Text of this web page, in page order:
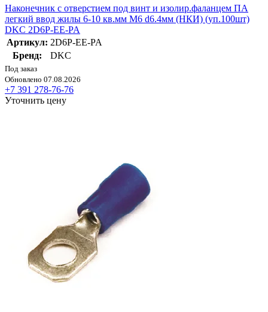
Наконечник с отверстием под винт и изолир.фaланцем ПА
легкий ввод жилы 6-10 кв.мм М6 d6.4мм (НКИ) (уп.100шт)
DKC 2D6P-EE-PA
Артикул: 2D6P-EE-PA
Бренд:
DKC
Под заказ
Обновлено 07.08.2026
+7 391 278-76-76
Уточнить цену